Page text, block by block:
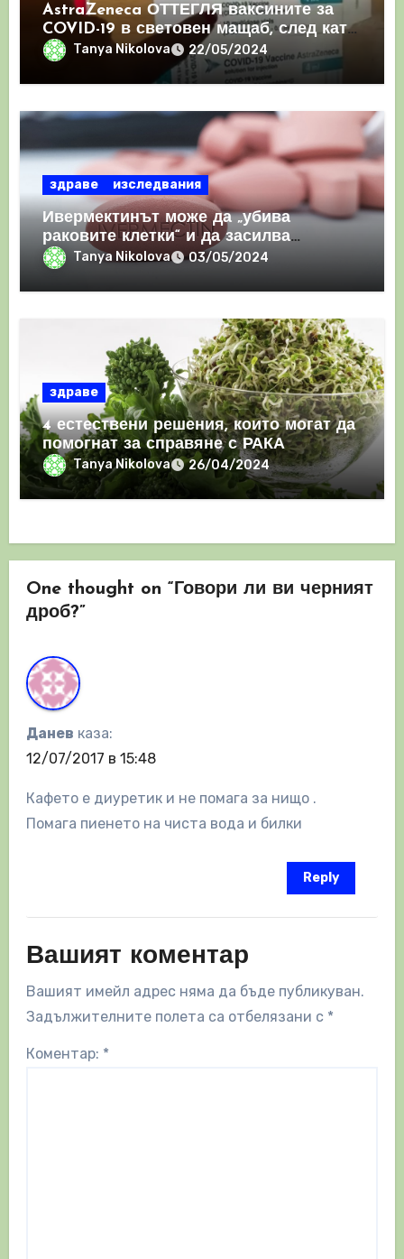
AstraZeneca ОТТЕГЛЯ ваксините за
COVID-19 в световен мащаб, след като
призна, че те причиняват КРЪВНИ
съсиреци
Tanya Nikolova 22/05/2024
здраве изследвания
Ивермектинът може да „убива
раковите клетки“ и да засилва
имунния отговор
Tanya Nikolova 03/05/2024
здраве
4 естествени решения, които могат да
помогнат за справяне с РАКА
Tanya Nikolova 26/04/2024
One thought on “Говори ли ви черният
дроб?”
Данев каза:
12/07/2017 в 15:48
Кафето е диуретик и не помага за нищо .
Помага пиенето на чиста вода и билки
Reply
Вашият коментар
Вашият имейл адрес няма да бъде публикуван.
Задължителните полета са отбелязани с *
Коментар: *